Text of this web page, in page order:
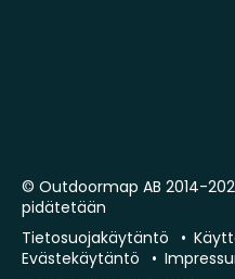
© Outdoormap AB 2014-
pidätetään
Tietosuojakäytäntö
Evästekäytäntö